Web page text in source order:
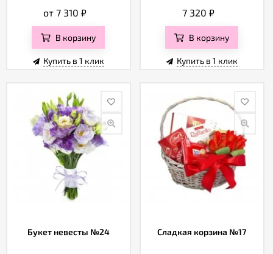
от 7 310 ₽
В корзину
Купить в 1 клик
7 320 ₽
В корзину
Купить в 1 клик
Букет невесты №24 Сладкая корзина №17